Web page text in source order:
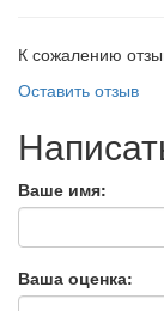
К сожалению
Оставить отзыв
Ваше имя:
Ваша оценка: